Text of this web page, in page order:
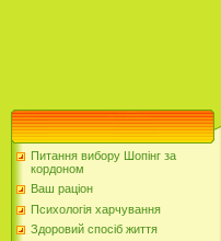
Питання вибору Шопінг за
кордоном
Ваш раціон
Психологія харчування
Здоровий спосіб життя